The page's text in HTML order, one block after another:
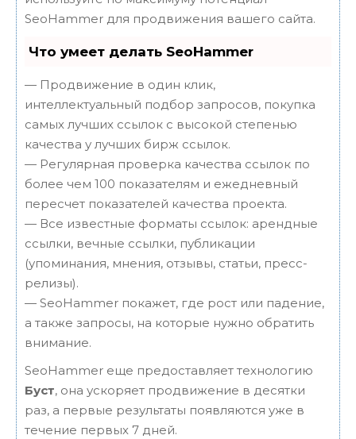
SeoHammer для продвижения вашего сайта.
Что умеет делать SeoHammer
— Продвижение в один клик,
интеллектуальный подбор запросов, покупка
самых лучших ссылок с высокой степенью
качества у лучших бирж ссылок.
— Регулярная проверка качества ссылок по
более чем 100 показателям и ежедневный
пересчет показателей качества проекта.
— Все известные форматы ссылок: арендные
ссылки, вечные ссылки, публикации
(упоминания, мнения, отзывы, статьи, пресс-
релизы).
— SeoHammer покажет, где рост или падение,
а также запросы, на которые нужно обратить
внимание.
SeoHammer еще предоставляет технологию
Буст, она ускоряет продвижение в десятки
раз, а первые результаты появляются уже в
течение первых 7 дней.